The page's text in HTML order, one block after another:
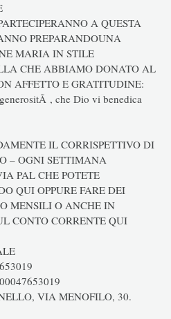
A QUESTA
PREPARANDOUNA
MARIA IN STILE
CHE ABBIAMO DONATO AL
AFFETTO E GRATITUDINE:
, che Dio vi benedica
IL CORRISPETTIVO DI
– OGNI SETTIMANA
PAL CHE POTETE
QUI OPPURE FARE DEI
MENSILI O ANCHE IN
CONTO CORRENTE QUI
VIA MENOFILO, 30.